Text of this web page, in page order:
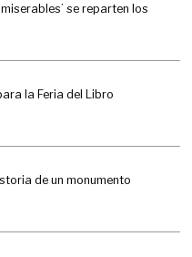
miserables’ se reparten los
la Feria del Libro
de un monumento